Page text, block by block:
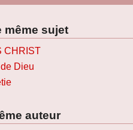
même sujet
CHRIST
Dieu
auteur